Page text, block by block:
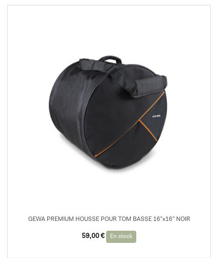
GEWA PREMIUM HOUSSE POUR TOM BASSE 16”x16” NOIR
59,00 € En stock